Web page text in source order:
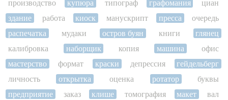
производство
купюра типограф графомания
циан
здание
работа киоск манускрипт пресса
очередь
распечатка
мудаки остров буян книги
глянец
калибровка
наборщик копия машина
офис
мастерство
формат краски депрессия
гейдельберг
личность
открытка оценка ротатор
буквы
предприятие
заказ клише томография макет
вал